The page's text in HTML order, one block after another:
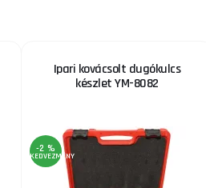
Ipari kovácsolt dugókulcs
készlet YM-8082
-2 %
KEDVEZMÉNY